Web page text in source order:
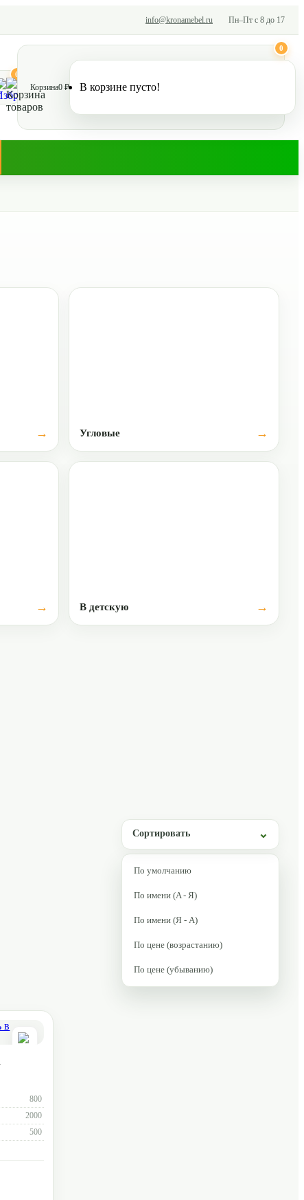
info@kronamebel.ru Пн–Пт с 8 до 17
0
Корзина
0
0 ₽ В корзине пусто!
Угловые
В детскую
Сортировать
По умолчанию
По имени (A - Я)
По имени (Я - A)
По цене (возрастанию)
По цене (убыванию)
800
2000
500